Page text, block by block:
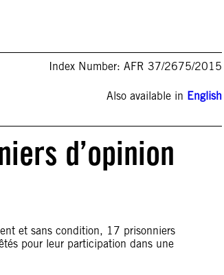
Index Number: AFR 37/2675/2015
Also available in English
d’opinion
et sans condition, 17 prisonniers
pour leur participation dans une